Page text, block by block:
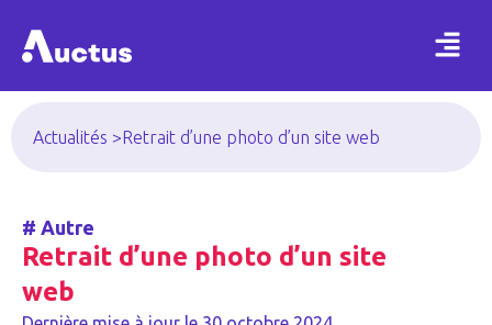
Actualités >Retrait d’une photo d’un site web
# Autre
Retrait d’une photo d’un site
web